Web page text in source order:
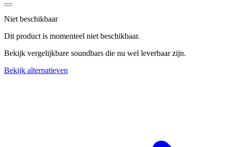
Niet beschikbaar
Dit product is momenteel niet beschikbaar.
Bekijk vergelijkbare soundbars die nu wel leverbaar zijn.
Bekijk alternatieven